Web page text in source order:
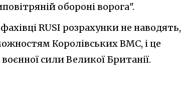
обороні ворога".
RUSI розрахунки не наводять,
Королівських ВМС, і це
сили Великої Британії.